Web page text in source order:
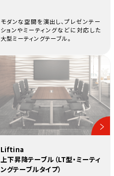
モダンな空間を演出し、プレゼンテー
ションやミーティングなどに対応した
大型ミーティングテーブル。
Liftina
上下昇降テーブル（LT型・ミーティ
ングテーブルタイプ）